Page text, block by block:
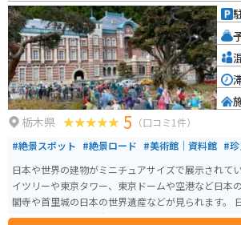
ェでは、ガラス張りのお店で、外を見ながら室内で
栃木県 5 （口コミ1件）
#絶景スポット #絶景ロード #美術館｜資料館 #
日本や世界の建物がミニチュアサイズで展示されて
イツリーや東京タワー、東京ドームや空港など日本
閣寺や首里城の日本の世界遺産などが見られます。 日本以外のエリアが7割ほ
どあり、アメリカの街並み、ピラミッドやスフィン